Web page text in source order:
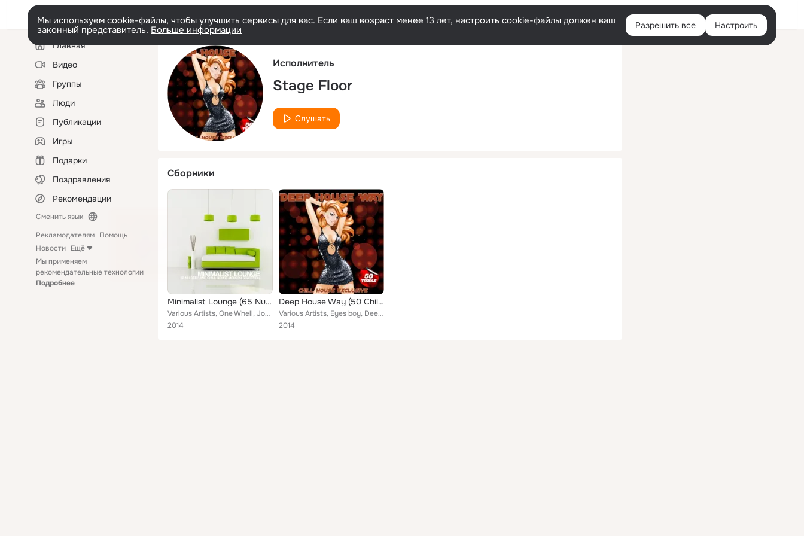
Русский Войти
Мы используем cookie-файлы, чтобы улучшить сервисы для вас. Если ваш возраст менее 13 лет, настроить cookie-файлы должен ваш
законный представитель. Больше информации Разрешить все Настроить
Левая
колонкаГлавная
Видео
Группы
Люди
Публикации
Игры
Подарки
Поздравления
Рекомендации
Сменить язык
Рекламодателям Помощь
Новости Ещё
Мы применяем
рекомендательные технологии
Подробнее
Исполнитель
Stage Floor
Слушать
Сборники
Minimalist Lounge (65 Nu-Deep and Chill House Modern Selection)
Various Artists, One Whell, Jone, Clipper, Fiels Peter, Amy Leston, Fabrices, Bee Lover, Deep Joke, Dynosphere, Soulflam, Jack J...
2014
Deep House Way (50 Chill House Exclusive Tracks)
Various Artists, Eyes boy, Deep Forest Jump, Hippo Dukly, Deadly Ride, Fresh Journal, Loose Culture, Desert sign, Sine Tunes, Jo...
2014